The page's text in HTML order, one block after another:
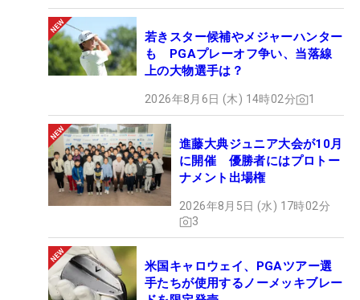
若きスター候補やメジャーハンター
も PGAプレーオフ争い、当落線
上の大物選手は？
2026年8月6日 (木) 14時02分 1
進藤大典ジュニア大会が10月
に開催 優勝者にはプロトー
ナメント出場権
2026年8月5日 (水) 17時02分
3
米国キャロウェイ、PGAツアー選
手たちが使用するノーメッキブレー